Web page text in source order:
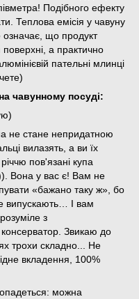
Подібного ефекту
Теплова емісія у чавуну
означає, що продукт
поверхні, а практично
пательні млинці
чавунному посуді:
не стане непридатною
вилазять, а ви їх
пов'язані купа
Вона у вас є! Вам не
«бажано таку ж», бо
випускають… І вам
з
Звикаю до
трохи складно... Не
вкладення, 100%
можна